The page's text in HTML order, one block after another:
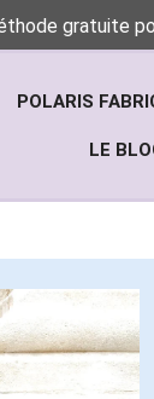
gratuite
POLARIS
LE